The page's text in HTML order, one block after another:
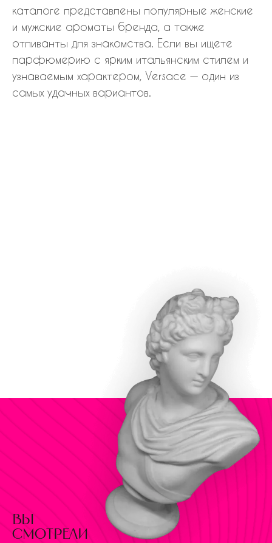
каталоге представлены популярные женские
и мужские ароматы бренда, а также
отливанты для знакомства. Если вы ищете
парфюмерию с ярким итальянским стилем и
узнаваемым характером, Versace — один из
самых удачных вариантов.
вы
смотрели